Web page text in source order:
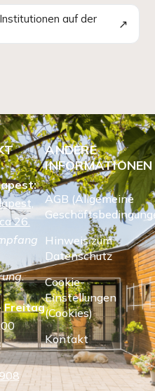
auf der ↗
26.
Freitag
ANDERE
INFORMATIONEN
AGB (Allgemeine
Hinweis zum
Datenschutz
Cookie-
Einstellungen
(Cookies)
Kontakt